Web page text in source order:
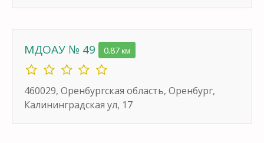
МДОАУ № 49 0.87 км
460029, Оренбургская область, Оренбург,
Калининградская ул, 17